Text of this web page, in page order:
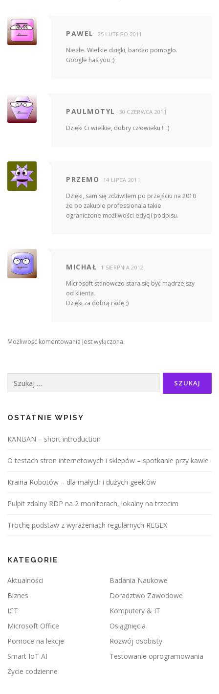
PAWEL 25 LUTEGO 2011
Niezłe. Wielkie dzięki, bardzo pomogło.
Google has you ;)
PAULMOTYL 30 CZERWCA 2011
Dzięki Ci wielkie, dobry człowieku !! :)
PRZEMO 14 LIPCA 2011
Dzięki, sam się zdziwiłem po przejściu na 2010
że po zakupie professionala takie
ograniczone możliwości edycji podpisu.
MICHAŁ 1 SIERPNIA 2012
Microsoft stanowczo stara się być mądrzejszy
od klienta.
Dzięki za dobrą radę ;)
Możliwość komentowania jest wyłączona.
OSTATNIE WPISY
KANBAN – short introduction
O testach stron internetowych i sklepów – spotkanie przy kawie
Kraina Robotów – dla małych i dużych geek’ów
Pulpit zdalny RDP na 2 monitorach, lokalny na trzecim
Trochę podstaw z wyrażeniach regularnych REGEX
KATEGORIE
Aktualności
Badania Naukowe
Biznes
Doradztwo Zawodowe
ICT
Komputery & IT
Microsoft Office
Osiągnięcia
Pomoce na lekcje
Rozwój osobisty
Smart IoT AI
Testowanie oprogramowania
Życie codzienne